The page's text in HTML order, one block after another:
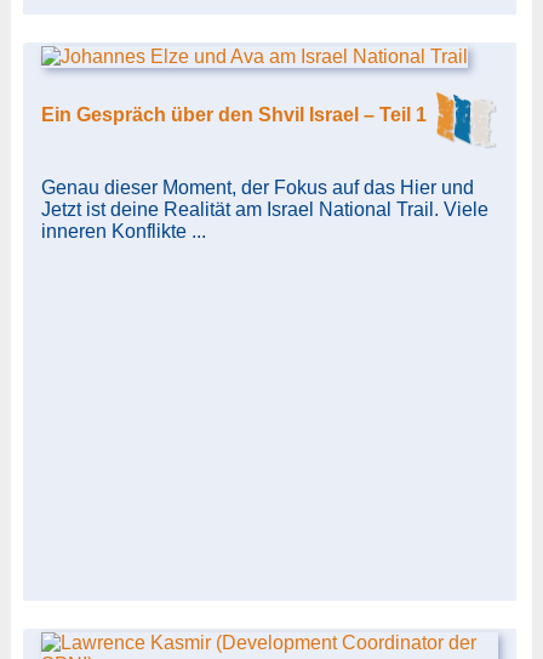
Ein Gespräch über den Shvil Israel – Teil 1
Genau dieser Moment, der Fokus auf das Hier und
Jetzt ist deine Realität am Israel National Trail. Viele
inneren Konflikte ...